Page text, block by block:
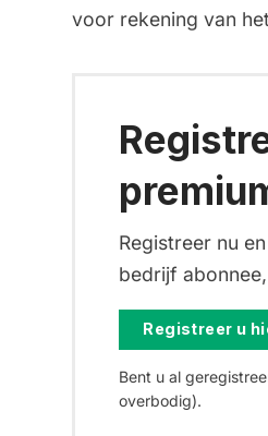
voor rekening van
Registreer nu
bedrijf
Registreer u
Bent u al
overbodig).